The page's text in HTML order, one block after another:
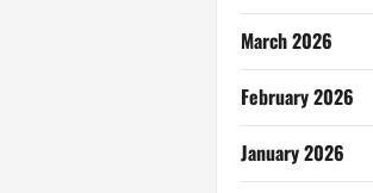
March 2026
February 2026
January 2026